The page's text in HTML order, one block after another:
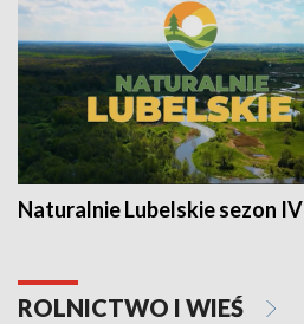
Naturalnie Lubelskie sezon IV
ROLNICTWO I WIEŚ